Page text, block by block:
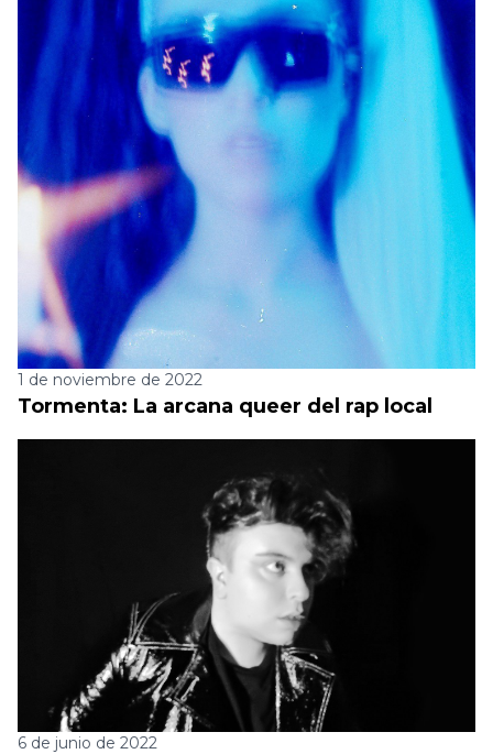
1 de noviembre de 2022
Tormenta: La arcana queer del rap local
6 de junio de 2022